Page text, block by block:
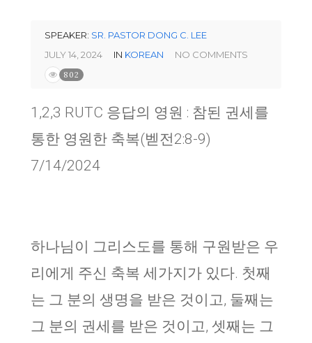
SPEAKER: SR. PASTOR DONG C. LEE
JULY 14, 2024
IN KOREAN NO COMMENTS
802
1,2,3 RUTC 응답의 영원 : 참된 권세를
통한 영원한 축복(벧전2:8-9)
7/14/2024
하나님이 그리스도를 통해 구원받은 우
리에게 주신 축복 세가지가 있다. 첫째
는 그 분의 생명을 받은 것이고, 둘째는
그 분의 권세를 받은 것이고, 셋째는 그